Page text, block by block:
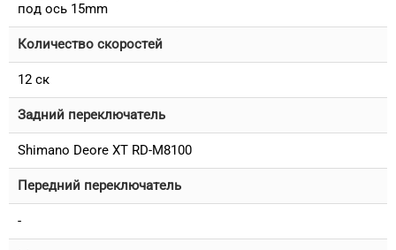
под ось 15mm
Количество скоростей
12 ск
Задний переключатель
Shimano Deore XT RD-M8100
Передний переключатель
-